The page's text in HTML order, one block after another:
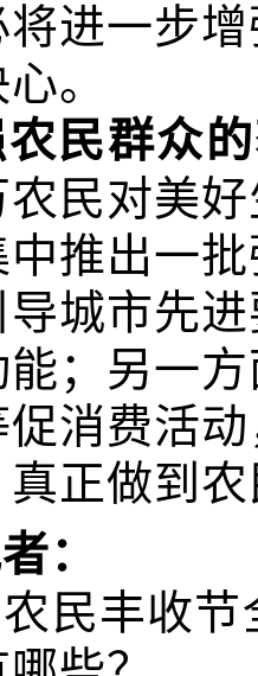
进一步
。
农民群众
民对美
推出一
城市先
能；另一
消费活
正做到
：
民丰收